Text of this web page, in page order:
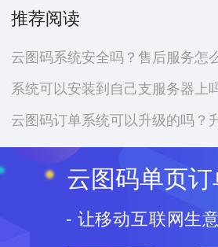
推荐阅读
云图码系统安全吗？售后服务怎
云图码订单系统可以升级的吗？
云图码单页
- 让移动互联网生